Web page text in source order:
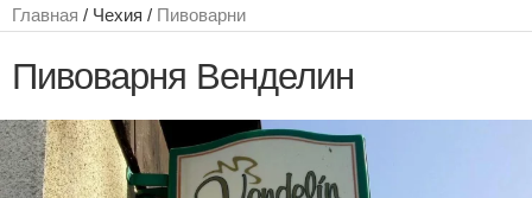
Главная / Чехия / Пивоварни
Пивоварня Венделин